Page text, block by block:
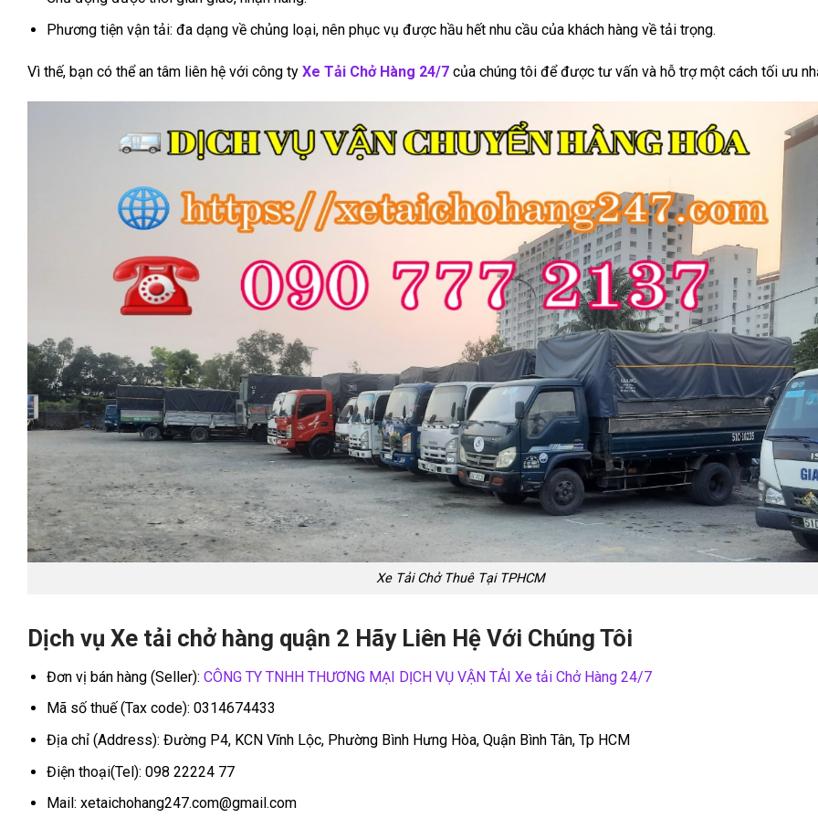
Phương tiện vận tải: đa dạng về chủng loại, nên phục vụ được hầu hết nhu cầu của khách hàng về tải trọng.
Vì thế, bạn có thể an tâm liên hệ với công ty Xe Tải Chở Hàng 24/7 của chúng tôi để được tư vấn và hỗ trợ một cách tối ưu
Xe Tải Chở Thuê Tại TPHCM
Dịch vụ Xe tải chở hàng quận 2 Hãy Liên Hệ Với Chúng Tôi
Đơn vị bán hàng (Seller): CÔNG TY TNHH THƯƠNG MẠI DỊCH VỤ VẬN TẢI Xe tải Chở Hàng 24/7
Mã số thuế (Tax code): 0314674433
Địa chỉ (Address): Đường P4, KCN Vĩnh Lộc, Phường Bình Hưng Hòa, Quận Bình Tân, Tp HCM
Điện thoại(Tel): 098 22224 77
Mail: xetaichohang247.com@gmail.com